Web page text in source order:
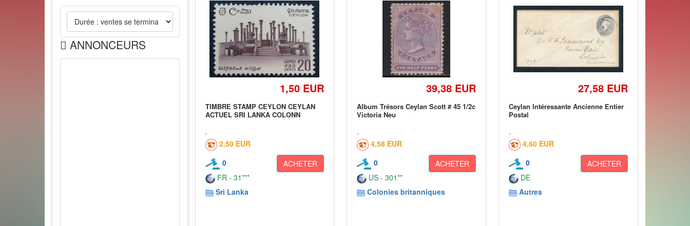
ANNONCEURS
1,50 EUR
TIMBRE STAMP CEYLON CEYLAN
ACTUEL SRI LANKA COLONN
2,50 EUR
0
ACHETER
FR - 31***
Sri Lanka
39,38 EUR
Album Trésors Ceylan Scott # 45 1/2c
Victoria Neu
4,58 EUR
0
ACHETER
US - 301**
Colonies britanniques
27,58 EUR
Ceylan Intéressante Ancienne Entier
Postal
4,60 EUR
0
ACHETER
DE
Autres